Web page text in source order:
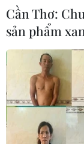
08/11/2021 14:20
Lực lượng chức
chuyên án
12.000 viên
chứng liên quan.
Cần Thơ:
sản phẩm